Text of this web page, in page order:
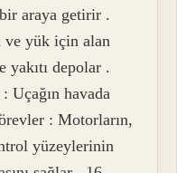
araya getirir .
ve yük için alan
yakıtı depolar .
Uçağın havada
: Motorların,
yüzeylerinin